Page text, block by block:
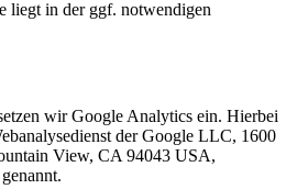
liegt in der ggf. notwendigen
wir Google Analytics ein. Hierbei
der Google LLC, 1600
View, CA 94043 USA,